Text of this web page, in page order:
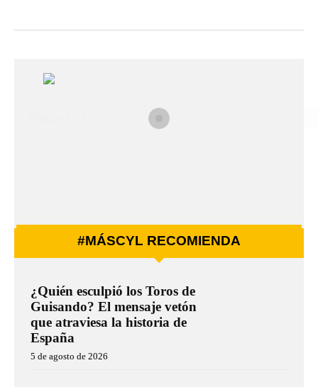
#MÁSCYL RECOMIENDA
¿Quién esculpió los Toros de
Guisando? El mensaje vetón
que atraviesa la historia de
España
5 de agosto de 2026